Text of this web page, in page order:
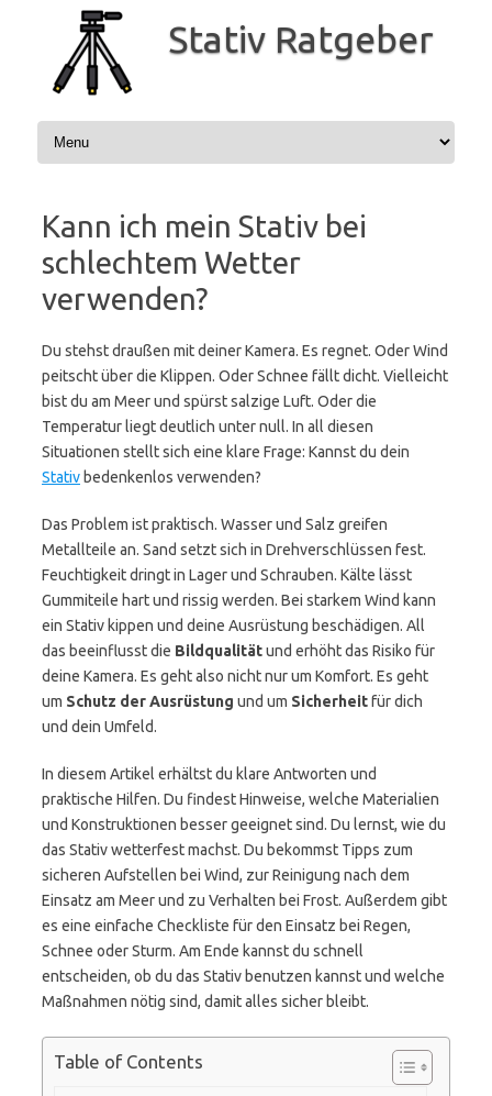
springen
Stativ Ratgeber
Kann ich mein Stativ bei
schlechtem Wetter
verwenden?
Du stehst draußen mit deiner Kamera. Es regnet. Oder Wind
peitscht über die Klippen. Oder Schnee fällt dicht. Vielleicht
bist du am Meer und spürst salzige Luft. Oder die
Temperatur liegt deutlich unter null. In all diesen
Situationen stellt sich eine klare Frage: Kannst du dein
Stativ bedenkenlos verwenden?
Das Problem ist praktisch. Wasser und Salz greifen
Metallteile an. Sand setzt sich in Drehverschlüssen fest.
Feuchtigkeit dringt in Lager und Schrauben. Kälte lässt
Gummiteile hart und rissig werden. Bei starkem Wind kann
ein Stativ kippen und deine Ausrüstung beschädigen. All
das beeinflusst die Bildqualitätund erhöht das Risiko für
deine Kamera. Es geht also nicht nur um Komfort. Es geht
um Schutz der Ausrüstung und um Sicherheitfür dich
und dein Umfeld.
In diesem Artikel erhältst du klare Antworten und
praktische Hilfen. Du findest Hinweise, welche Materialien
und Konstruktionen besser geeignet sind. Du lernst, wie du
das Stativ wetterfest machst. Du bekommst Tipps zum
sicheren Aufstellen bei Wind, zur Reinigung nach dem
Einsatz am Meer und zu Verhalten bei Frost. Außerdem gibt
es eine einfache Checkliste für den Einsatz bei Regen,
Schnee oder Sturm. Am Ende kannst du schnell
entscheiden, ob du das Stativ benutzen kannst und welche
Maßnahmen nötig sind, damit alles sicher bleibt.
Table of Contents